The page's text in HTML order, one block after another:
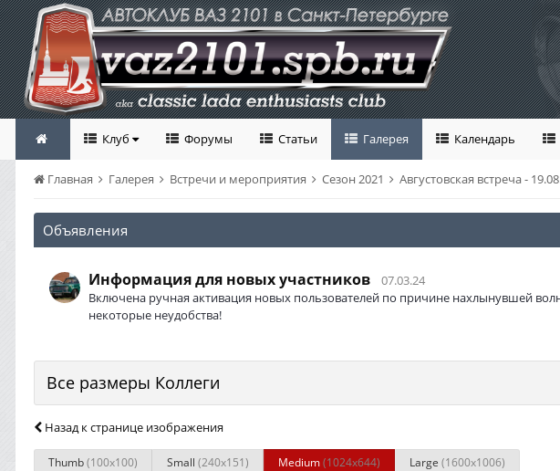
Клуб Форумы Статьи Галерея Календарь
Главная Галерея Встречи и мероприятия Сезон 2021 Августовская встреча -
Объявления
Информация для новых участников
07.03.24
Включена ручная активация новых пользователей по причине нахлынувшей
некоторые неудобства!
Все размеры Коллеги
Назад к странице изображения
Thumb(100x100) Small (240x151) Medium(1024x644) Large (1600x1006)